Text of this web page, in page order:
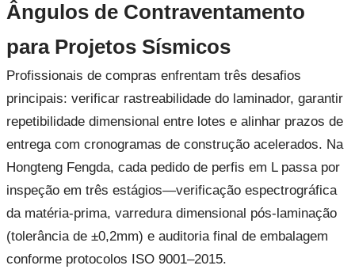
Ângulos de Contraventamento
para Projetos Sísmicos
Profissionais de compras enfrentam três desafios
principais: verificar rastreabilidade do laminador, garantir
repetibilidade dimensional entre lotes e alinhar prazos de
entrega com cronogramas de construção acelerados. Na
Hongteng Fengda, cada pedido de perfis em L passa por
inspeção em três estágios—verificação espectrográfica
da matéria-prima, varredura dimensional pós-laminação
(tolerância de ±0,2mm) e auditoria final de embalagem
conforme protocolos ISO 9001–2015.